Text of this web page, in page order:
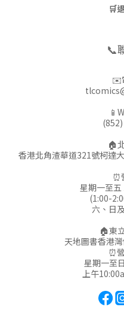
🛒
📞
✉️
🏠
香港北角渣華道321號柯達
⏰
星期一至五
(1:00-
六、日
🏠東
天地圖書香港
⏰
星期一至
上午